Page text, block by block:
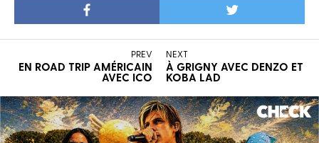
PREV
EN ROAD TRIP AMÉRICAIN
AVEC ICO
NEXT
À GRIGNY AVEC DENZO ET
KOBA LAD